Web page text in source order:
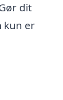
dit
kun er